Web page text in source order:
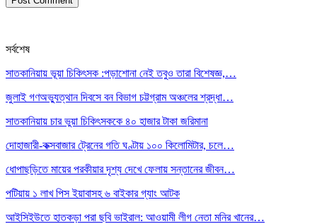
সর্বশেষ
সাতকানিয়ায় ভূয়া চিকিৎসক :পড়াশোনা নেই তবুও তারা বিশেষজ্ঞ,…
জুলাই গণঅভ্যুত্থান দিবসে বন বিভাগ চট্টগ্রাম অঞ্চলের শ্রদ্ধা…
সাতকানিয়ায় চার ভুয়া চিকিৎসককে ৪০ হাজার টাকা জরিমানা
দোহাজারী-কক্সবাজার ট্রেনের গতি ঘণ্টায় ১০০ কিলোমিটার, চলে…
ধোপাছড়িতে মায়ের পরকীয়ার দৃশ্য দেখে ফেলায় সন্তানের জীবন…
পটিয়ায় ১ লাখ পিস ইয়াবাসহ ৬ বাইকার গ্যাং আটক
আইসিইউতে হাতকড়া পরা ছবি ভাইরাল: আওয়ামী লীগ নেতা মনির খানের…